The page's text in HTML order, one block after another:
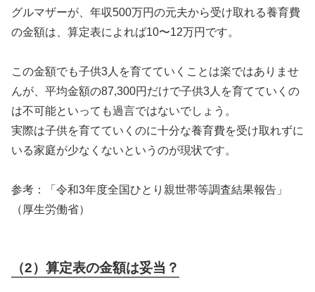
グルマザーが、年収500万円の元夫から受け取れる養育費
の金額は、算定表によれば10〜12万円です。
この金額でも子供3人を育てていくことは楽ではありませ
んが、平均金額の87,300円だけで子供3人を育てていくの
は不可能といっても過言ではないでしょう。
実際は子供を育てていくのに十分な養育費を受け取れずに
いる家庭が少なくないというのが現状です。
参考：「令和3年度全国ひとり親世帯等調査結果報告」
（厚生労働省）
（2）算定表の金額は妥当？